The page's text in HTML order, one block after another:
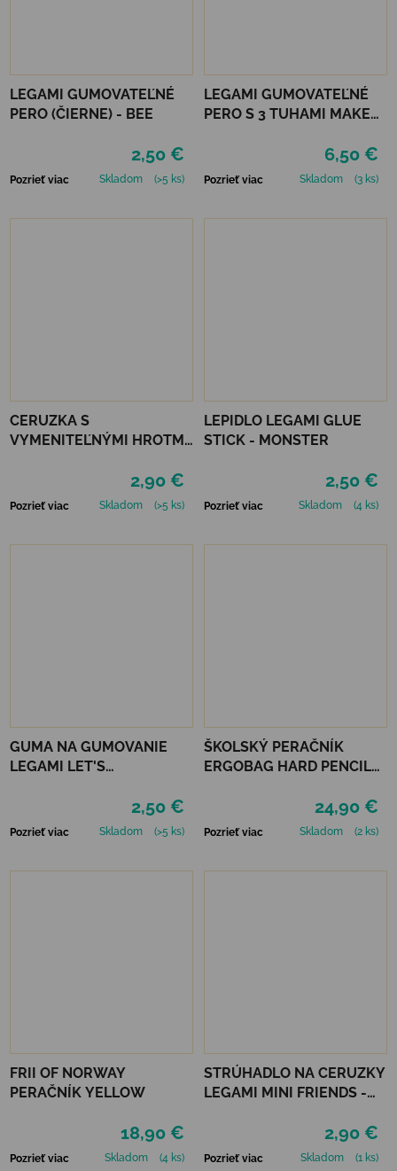
LEGAMI GUMOVATEĽNÉ
PERO (ČIERNE) - BEE
2,50 €
Pozrieť viac Skladom (>5 ks)
LEGAMI GUMOVATEĽNÉ
PERO S 3 TUHAMI MAKE
6,50 €
Pozrieť viac Skladom (3 ks)
CERUZKA S
VYMENITEĽNÝMI HROTMI
2,90 €
Pozrieť viac Skladom (>5 ks)
LEPIDLO LEGAMI GLUE
STICK - MONSTER
2,50 €
Pozrieť viac Skladom (4 ks)
GUMA NA GUMOVANIE
LEGAMI LET'S
2,50 €
Pozrieť viac Skladom (>5 ks)
ŠKOLSKÝ PERAČNÍK
ERGOBAG HARD PENCIL
24,90 €
Pozrieť viac Skladom (2 ks)
FRII OF NORWAY
PERAČNÍK YELLOW
18,90 €
Pozrieť viac Skladom (4 ks)
STRÚHADLO NA CERUZKY
LEGAMI MINI FRIENDS -
2,90 €
Pozrieť viac Skladom (1 ks)